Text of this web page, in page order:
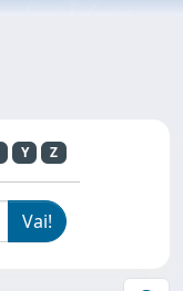
Y Z